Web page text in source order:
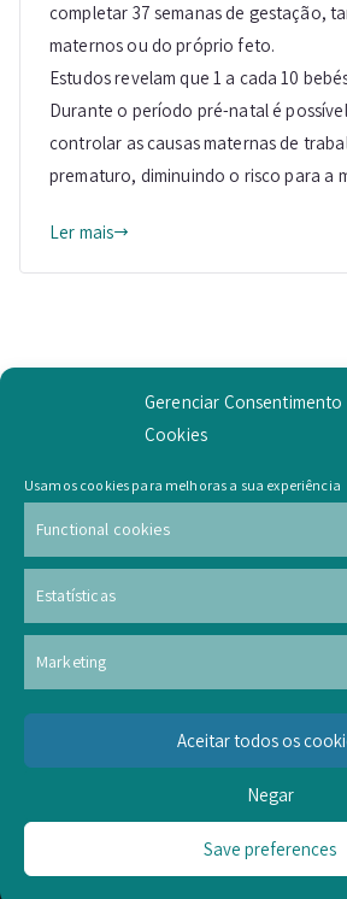
Gerenciar Consentimento
Cookies
Usamos cookies para melhoras a sua experiência
Functional cookies
Estatísticas
Marketing
Aceitar todos os
Negar
Save preferences
completar 37 semanas de gestação,
maternos ou do próprio feto.
Estudos revelam que 1 a cada 10
Durante o período pré-natal é
controlar as causas maternas de
prematuro, diminuindo o risco para a
Ler mais
Neurovagos. Powered by